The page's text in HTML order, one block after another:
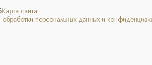
Карта сайта
обработки персональных данных и